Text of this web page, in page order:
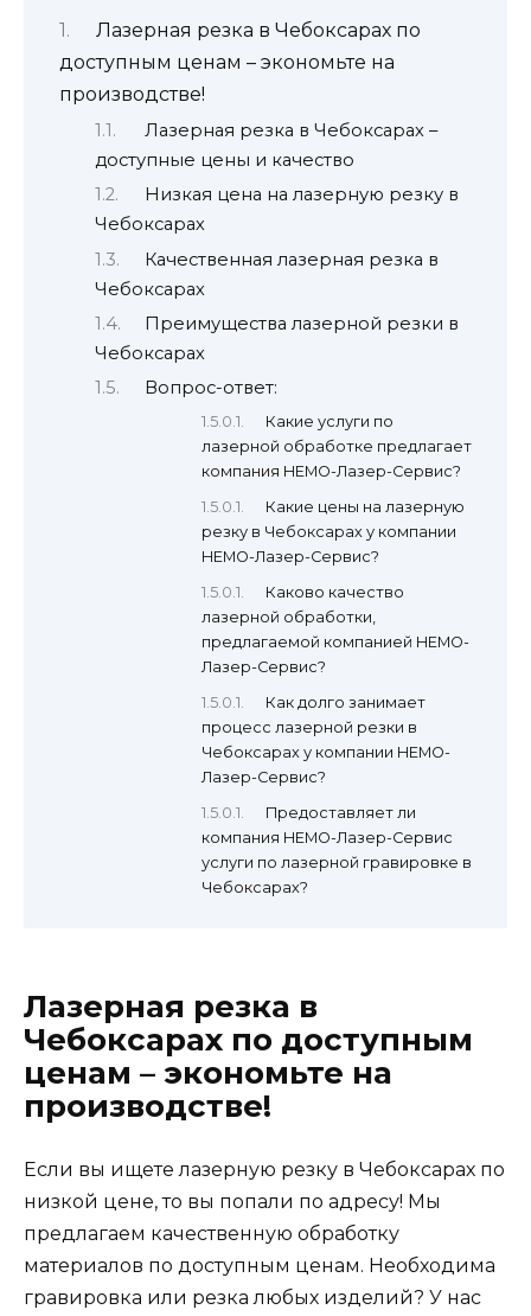
Лазерная резка в Чебоксарах по
доступным ценам – экономьте на
производстве!
Лазерная резка в Чебоксарах –
доступные цены и качество
Низкая цена на лазерную резку в
Чебоксарах
Качественная лазерная резка в
Чебоксарах
Преимущества лазерной резки в
Чебоксарах
Вопрос-ответ:
Какие услуги по
лазерной обработке предлагает
компания НЕМО-Лазер-Сервис?
Какие цены на лазерную
резку в Чебоксарах у компании
НЕМО-Лазер-Сервис?
Каково качество
лазерной обработки,
предлагаемой компанией НЕМО-
Лазер-Сервис?
Как долго занимает
процесс лазерной резки в
Чебоксарах у компании НЕМО-
Лазер-Сервис?
Предоставляет ли
компания НЕМО-Лазер-Сервис
услуги по лазерной гравировке в
Чебоксарах?
Лазерная резка в
Чебоксарах по доступным
ценам – экономьте на
производстве!
Если вы ищете лазерную резку в Чебоксарах по
низкой цене, то вы попали по адресу! Мы
предлагаем качественную обработку
материалов по доступным ценам. Необходима
гравировка или резка любых изделий? У нас